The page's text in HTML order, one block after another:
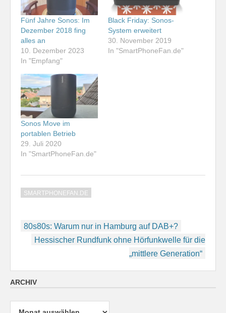
Fünf Jahre Sonos: Im
Dezember 2018 fing
alles an
10. Dezember 2023
In "Empfang"
Black Friday: Sonos-
System erweitert
30. November 2019
In "SmartPhoneFan.de"
Sonos Move im
portablen Betrieb
29. Juli 2020
In "SmartPhoneFan.de"
SMARTPHONEFAN.DE
Beitragsnavigation
80s80s: Warum nur in Hamburg auf DAB+?
Hessischer Rundfunk ohne Hörfunkwelle für die
„mittlere Generation“
ARCHIV
Archiv